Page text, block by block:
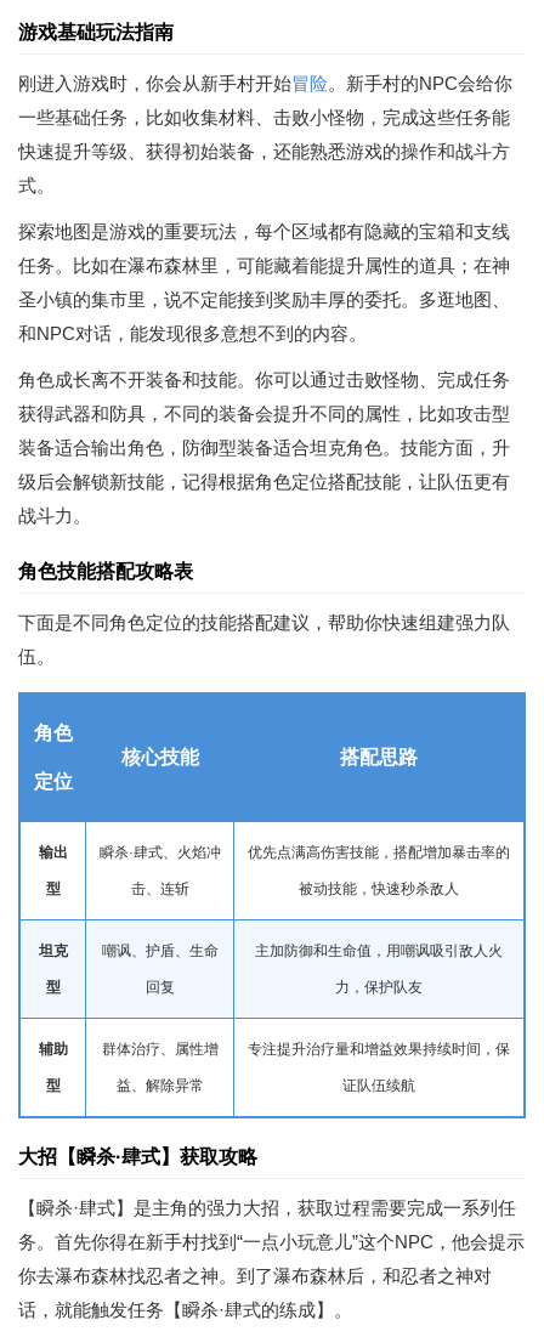
游戏基础玩法指南
刚进入游戏时，你会从新手村开始冒险。新手村的NPC会给你
一些基础任务，比如收集材料、击败小怪物，完成这些任务能
快速提升等级、获得初始装备，还能熟悉游戏的操作和战斗方
式。
探索地图是游戏的重要玩法，每个区域都有隐藏的宝箱和支线
任务。比如在瀑布森林里，可能藏着能提升属性的道具；在神
圣小镇的集市里，说不定能接到奖励丰厚的委托。多逛地图、
和NPC对话，能发现很多意想不到的内容。
角色成长离不开装备和技能。你可以通过击败怪物、完成任务
获得武器和防具，不同的装备会提升不同的属性，比如攻击型
装备适合输出角色，防御型装备适合坦克角色。技能方面，升
级后会解锁新技能，记得根据角色定位搭配技能，让队伍更有
战斗力。
角色技能搭配攻略表
下面是不同角色定位的技能搭配建议，帮助你快速组建强力队
伍。
角色
定位
核心技能 搭配思路
输出
型
瞬杀·肆式、火焰冲
击、连斩
优先点满高伤害技能，搭配增加暴击率的
被动技能，快速秒杀敌人
坦克
型
嘲讽、护盾、生命
回复
主加防御和生命值，用嘲讽吸引敌人火
力，保护队友
辅助
型
群体治疗、属性增
益、解除异常
专注提升治疗量和增益效果持续时间，保
证队伍续航
大招【瞬杀·肆式】获取攻略
【瞬杀·肆式】是主角的强力大招，获取过程需要完成一系列任
务。首先你得在新手村找到“一点小玩意儿”这个NPC，他会提示
你去瀑布森林找忍者之神。到了瀑布森林后，和忍者之神对
话，就能触发任务【瞬杀·肆式的练成】。